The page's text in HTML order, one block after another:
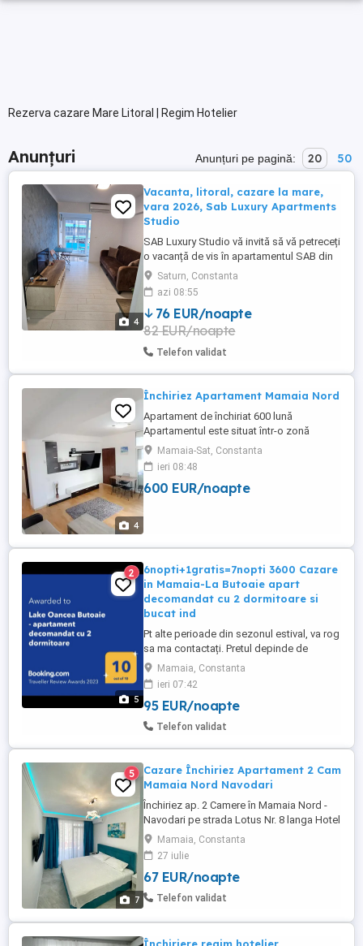
Rezerva cazare Mare Litoral | Regim Hotelier
Anunțuri Anunțuri pe pagină: 20 50
4
Vacanta, litoral, cazare la mare,
vara 2026, Sab Luxury Apartments
Studio
SAB Luxury Studio vă invită să vă petreceți
o vacanță de vis în apartamentul SAB din
Saturn Mangalia... Poziție ideală
*Apartamentul se află poziționat pe
strada Henny Ignatie Nr. 6 într-un complex
rezidențial (hotel) din stațiunea Saturn
(cea mai frumoasă stațiune din sudul
litoralului ...
Saturn, Constanta
azi 08:55
76 EUR/noapte
82 EUR/noapte
Telefon validat
4
Închiriez Apartament Mamaia Nord
Apartament de închiriat 600 lună
Apartamentul este situat într-o zonă
liniștită din Mamaia Nord. Complet
mobilat și utilat, gata de mutare. Loc de
parcare în fața blocului. Detalii în privat.
Mamaia-Sat, Constanta
ieri 08:48
600 EUR/noapte
5
2
6nopti+1gratis=7nopti 3600 Cazare
in Mamaia-La Butoaie apart
decomandat cu 2 dormitoare si
bucat ind
Pt alte perioade din sezonul estival, va rog
sa ma contactați. Pretul depinde de
perioada pe care o doriti si de nr de nopți.
Preturile sunt pentru ocuparea
apartamentului de catre max 4 persoane.
Pentru 5 persoane se mai adauga 50 de lei
pe noapte. Capacitatea maximă de cazare
Mamaia, Constanta
ieri 07:42
95 EUR/noapte
Telefon validat
7
5
Cazare Închiriez Apartament 2 Cam
Mamaia Nord Navodari
Închiriez ap. 2 Camere în Mamaia Nord -
Navodari pe strada Lotus Nr. 8 langa Hotel
Opera si White Tower , langa cluburi , loc
de parcare Privat. Cei care nu au o parcare
este o mare problema cu parcarea în
zona, 100m de plaja .Luni-Miercuri 400
noapte ,Joi Vineri Sambata Duminica 500
Mamaia, Constanta
27 iulie
67 EUR/noapte
Telefon validat